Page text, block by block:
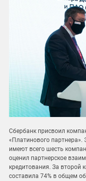
Сбербанк присвоил
«Платинового партнера».
имеют всего шесть
оценил партнерское
кредитования. За второй
составила 74% в общем